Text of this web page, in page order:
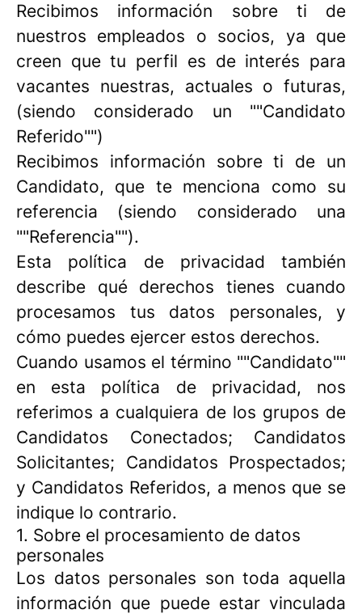
Recibimos información sobre ti de
nuestros empleados o socios, ya que
creen que tu perfil es de interés para
vacantes nuestras, actuales o futuras,
(siendo considerado un ""Candidato
Referido"")
Recibimos información sobre ti de un
Candidato, que te menciona como su
referencia (siendo considerado una
""Referencia"").
Esta política de privacidad también
describe qué derechos tienes cuando
procesamos tus datos personales, y
cómo puedes ejercer estos derechos.
Cuando usamos el término ""Candidato""
en esta política de privacidad, nos
referimos a cualquiera de los grupos de
Candidatos Conectados; Candidatos
Solicitantes; Candidatos Prospectados;
y Candidatos Referidos, a menos que se
indique lo contrario.
1. Sobre el procesamiento de datos
personales
Los datos personales son toda aquella
información que puede estar vinculada